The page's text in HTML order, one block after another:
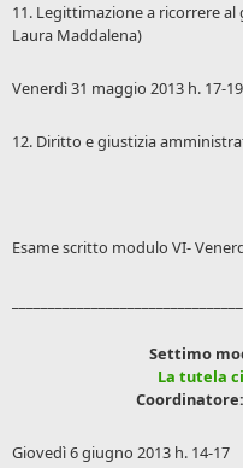
11. Legittimazione a ricorrere
Laura Maddalena)
Venerdì 31 maggio 2013 h. 17-19
12. Diritto e giustizia
Esame scritto modulo VI-
Settimo
La tutela
Giovedì 6 giugno 2013 h. 14-17